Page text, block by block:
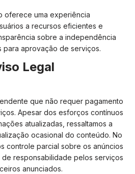
oferece uma experiência
a recursos eficientes e
sobre a independência
para aprovação de serviços.
Legal
que não requer pagamento
Apesar dos esforços contínuos
atualizadas, ressaltamos a
ocasional do conteúdo. No
controle parcial sobre os anúncios
responsabilidade pelos serviços
anunciados.